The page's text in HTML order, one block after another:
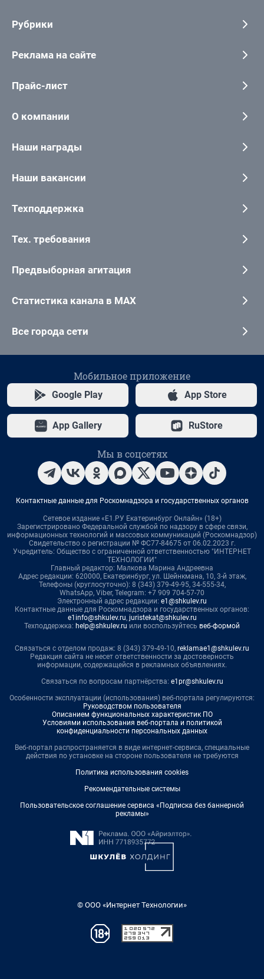
Рубрики
Реклама на сайте
Прайс-лист
О компании
Наши награды
Наши вакансии
Техподдержка
Тех. требования
Предвыборная агитация
Статистика канала в MAX
Все города сети
Мобильное приложение
Google Play App Store
App Gallery RuStore
Мы в соцсетях
Контактные данные для Роскомнадзора и государственных органов
Сетевое издание «Е1.РУ Екатеринбург Онлайн» (18+)
Зарегистрировано Федеральной службой по надзору в сфере связи,
информационных технологий и массовых коммуникаций (Роскомнадзор)
Свидетельство о регистрации № ФС77-84675 от 06.02.2023 г.
Учредитель: Общество с ограниченной ответственностью "ИНТЕРНЕТ
ТЕХНОЛОГИИ"
Главный редактор: Малкова Марина Андреевна
Адрес редакции: 620000, Екатеринбург, ул. Шейнкмана, 10, 3-й этаж,
Телефоны (круглосуточно): 8 (343) 379-49-95, 34-555-34,
WhatsApp, Viber, Telegram: +7 909 704-57-70
Электронный адрес редакции: e1@shkulev.ru
Контактные данные для Роскомнадзора и государственных органов:
e1info@shkulev.ru, juristekat@shkulev.ru
Техподдержка: help@shkulev.ru или воспользуйтесь веб-формой
Связаться с отделом продаж: 8 (343) 379-49-10, reklamae1@shkulev.ru
Редакция сайта не несет ответственности за достоверность
информации, содержащейся в рекламных объявлениях.
Связаться по вопросам партнёрства: e1pr@shkulev.ru
Особенности эксплуатации (использования) веб-портала регулируются:
Руководством пользователя
Описанием функциональных характеристик ПО
Условиями использования веб-портала и политикой
конфиденциальности персональных данных
Веб-портал распространяется в виде интернет-сервиса, специальные
действия по установке на стороне пользователя не требуются
Политика использования cookies
Рекомендательные системы
Пользовательское соглашение сервиса «Подписка без баннерной
рекламы»
© ООО «Интернет Технологии»